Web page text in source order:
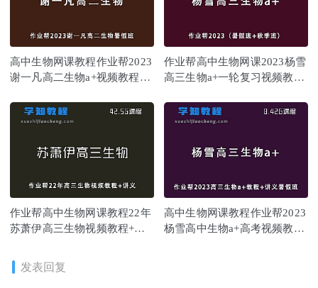
高中生物网课教程作业帮2023
谢一凡高二生物a+视频教程
作业帮高中生物网课2023杨雪
高三生物a+一轮复习视频教程
作业帮高中生物网课教程22年
苏萧伊高三生物视频教程+讲
高中生物网课教程作业帮2023
杨雪高中生物a+高考视频教程
发表回复